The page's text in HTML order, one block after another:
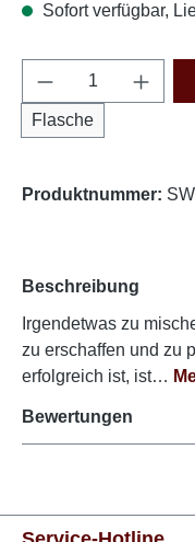
Sofort verfügbar,
Produkt
Flasche
Produktnummer:
Beschreibung
Irgendetwas zu
zu erschaffen und zu
erfolgreich ist, ist…
Bewertungen